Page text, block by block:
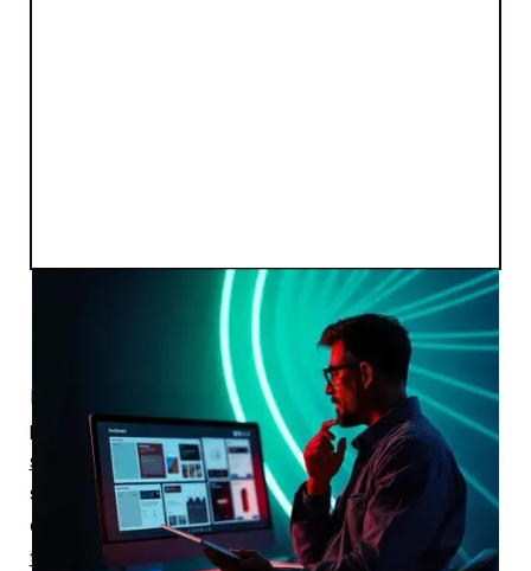
Este término se refiere a las pautas y mejores
prácticas que se siguen en eldiseño y desarrollo de
sitios web . Estos estándares garantizan que los sitios
sean accesibles, rápidos, fáciles de usar, compatibles
con distintos dispositivos,visualmente atractivos para
todos los usuariosy que puedan posicionar en